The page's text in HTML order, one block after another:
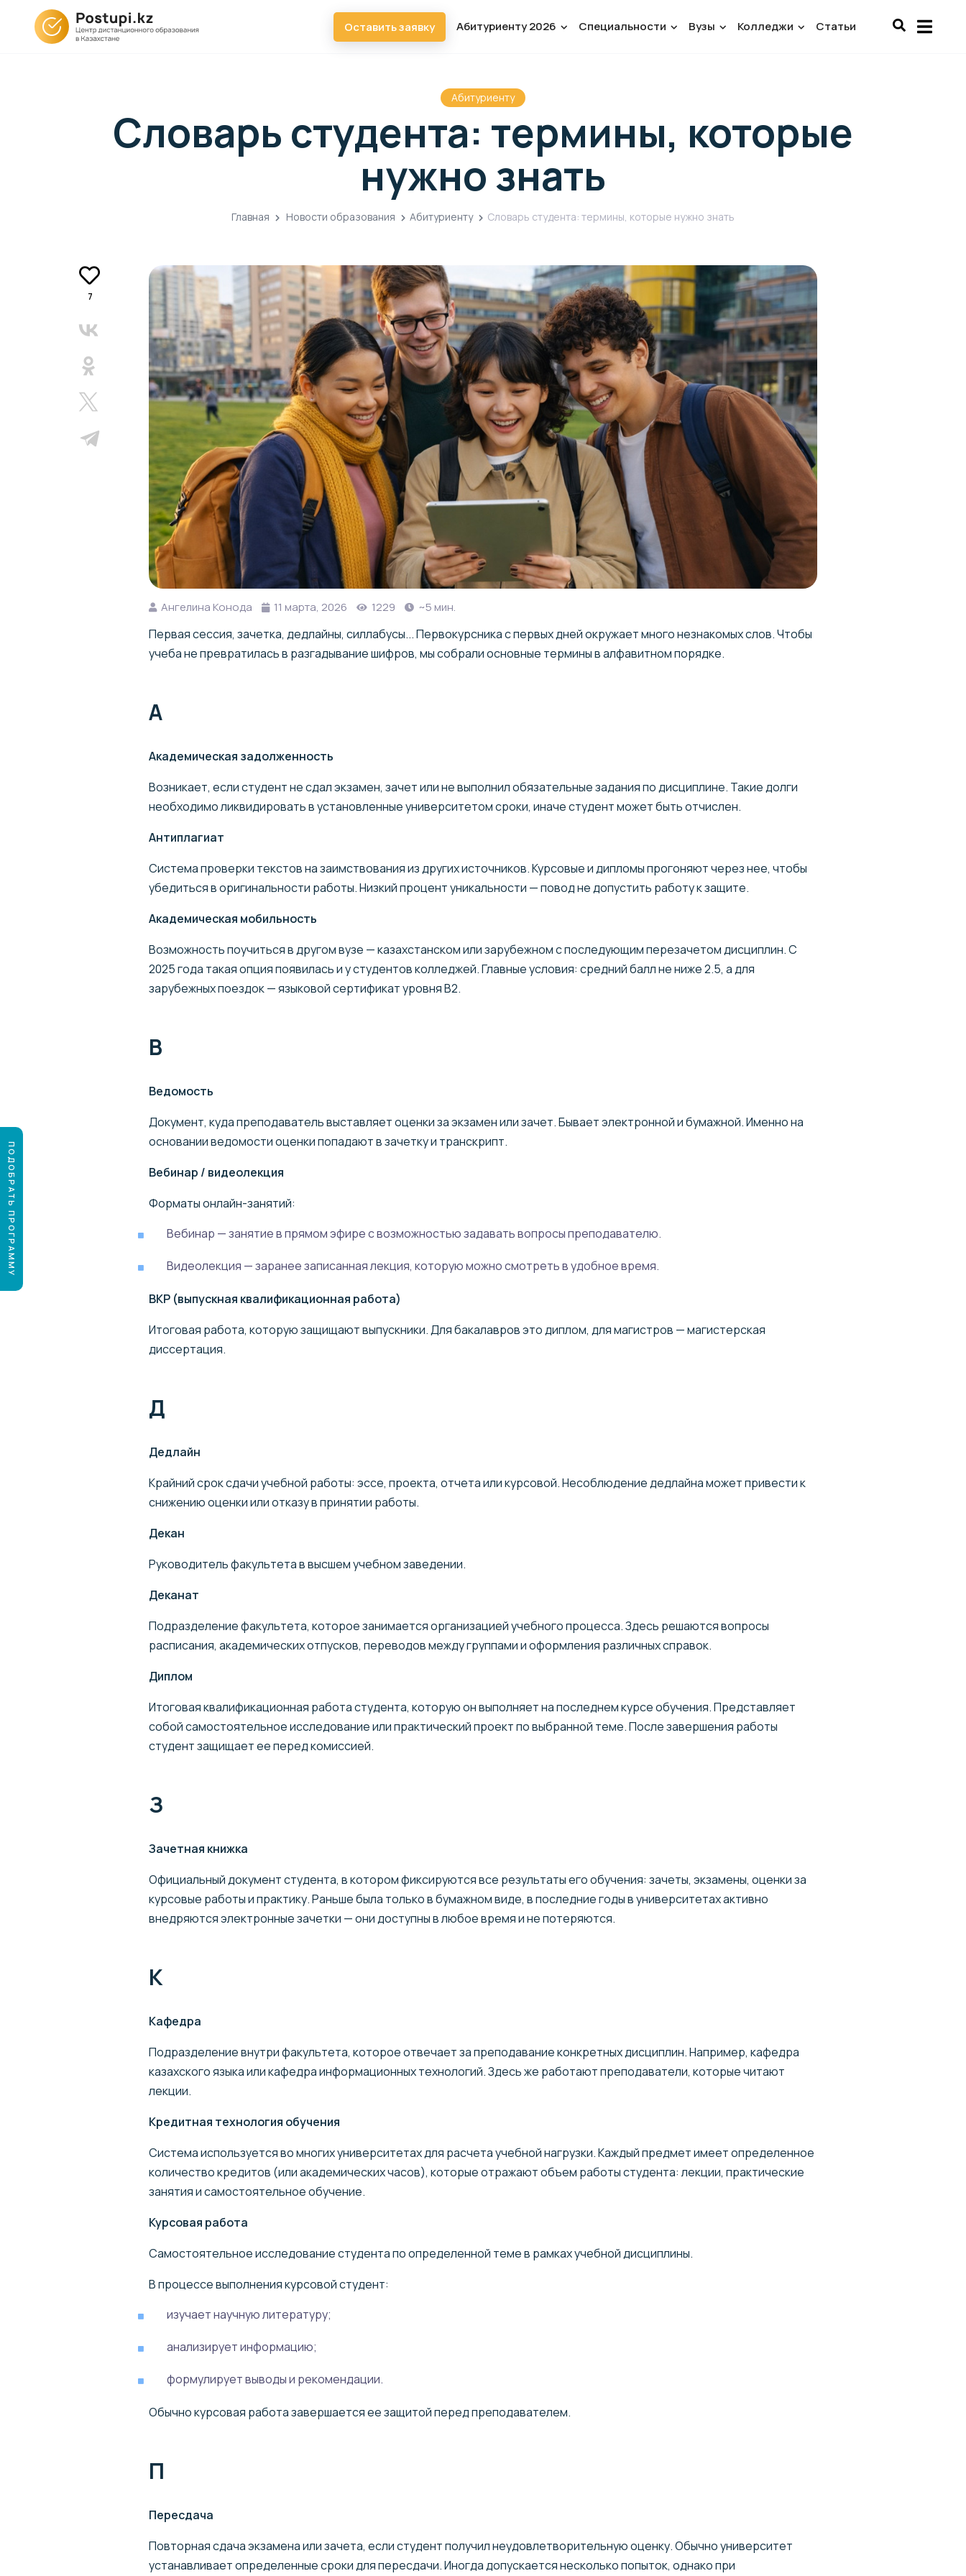
Оставить заявку Абитуриенту 2026 Специальности Вузы Колледжи Статьи
Абитуриенту
Словарь студента: термины, которые
нужно знать
Главная Новости образования Абитуриенту Словарь студента: термины, которые нужно знать
7
Ангелина Конода 11 марта, 2026 1229 ~5 мин.
Первая сессия, зачетка, дедлайны, силлабусы... Первокурсника с первых дней окружает много незнакомых слов. Чтобы
учеба не превратилась в разгадывание шифров, мы собрали основные термины в алфавитном порядке.
А
Академическая задолженность
Возникает, если студент не сдал экзамен, зачет или не выполнил обязательные задания по дисциплине. Такие долги
необходимо ликвидировать в установленные университетом сроки, иначе студент может быть отчислен.
Антиплагиат
Система проверки текстов на заимствования из других источников. Курсовые и дипломы прогоняют через нее, чтобы
убедиться в оригинальности работы. Низкий процент уникальности — повод не допустить работу к защите.
Академическая мобильность
Возможность поучиться в другом вузе — казахстанском или зарубежном с последующим перезачетом дисциплин. С
2025 года такая опция появилась и у студентов колледжей. Главные условия: средний балл не ниже 2.5, а для
зарубежных поездок — языковой сертификат уровня B2.
В
Ведомость
Документ, куда преподаватель выставляет оценки за экзамен или зачет. Бывает электронной и бумажной. Именно на
основании ведомости оценки попадают в зачетку и транскрипт.
Вебинар / видеолекция
Форматы онлайн-занятий:
Вебинар — занятие в прямом эфире с возможностью задавать вопросы преподавателю.
Видеолекция — заранее записанная лекция, которую можно смотреть в удобное время.
ВКР (выпускная квалификационная работа)
Итоговая работа, которую защищают выпускники. Для бакалавров это диплом, для магистров — магистерская
диссертация.
Д
Дедлайн
Крайний срок сдачи учебной работы: эссе, проекта, отчета или курсовой. Несоблюдение дедлайна может привести к
снижению оценки или отказу в принятии работы.
Декан
Руководитель факультета в высшем учебном заведении.
Деканат
Подразделение факультета, которое занимается организацией учебного процесса. Здесь решаются вопросы
расписания, академических отпусков, переводов между группами и оформления различных справок.
Диплом
Итоговая квалификационная работа студента, которую он выполняет на последнем курсе обучения. Представляет
собой самостоятельное исследование или практический проект по выбранной теме. После завершения работы
студент защищает ее перед комиссией.
З
Зачетная книжка
Официальный документ студента, в котором фиксируются все результаты его обучения: зачеты, экзамены, оценки за
курсовые работы и практику. Раньше была только в бумажном виде, в последние годы в университетах активно
внедряются электронные зачетки — они доступны в любое время и не потеряются.
К
Кафедра
Подразделение внутри факультета, которое отвечает за преподавание конкретных дисциплин. Например, кафедра
казахского языка или кафедра информационных технологий. Здесь же работают преподаватели, которые читают
лекции.
Кредитная технология обучения
Система используется во многих университетах для расчета учебной нагрузки. Каждый предмет имеет определенное
количество кредитов (или академических часов), которые отражают объем работы студента: лекции, практические
занятия и самостоятельное обучение.
Курсовая работа
Самостоятельное исследование студента по определенной теме в рамках учебной дисциплины.
В процессе выполнения курсовой студент:
изучает научную литературу;
анализирует информацию;
формулирует выводы и рекомендации.
Обычно курсовая работа завершается ее защитой перед преподавателем.
П
Пересдача
Повторная сдача экзамена или зачета, если студент получил неудовлетворительную оценку. Обычно университет
устанавливает определенные сроки для пересдачи. Иногда допускается несколько попыток, однако при
ПОДОБРАТЬ ПРОГРАММУ